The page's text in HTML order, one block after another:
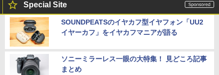
Special Site
SOUNDPEATSのイヤカフ型イヤフォン「UU2
イヤーカフ」をイヤカフマニアが語る
ソニーミラーレス一眼の大特集！ 見どころ記事
まとめ